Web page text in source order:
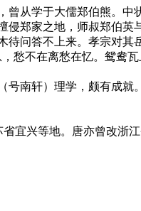
从学于大儒郑伯熊。
郑家之地，师叔郑伯
问答不上来。孝宗对
愁不在离愁在忆。鸳鸯
南轩）理学，颇有成就。
宜兴等地。唐亦曾改浙江